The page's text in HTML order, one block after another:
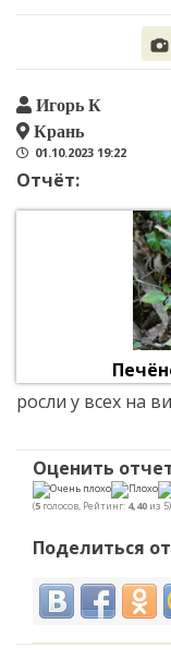
Игорь К
Крань
01.10.2023 19:22
Отчёт:
росли у всех на
Оценить
(5 голосов, Рейтинг: 4,40 из 5)
Поделиться